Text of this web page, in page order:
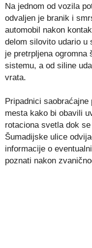
Na jednom od vozila
odvaljen je branik i
automobil nakon
delom silovito udario u
je pretrpljena ogromna
sistemu, a od siline
vrata.
Pripadnici
mesta kako bi obavili
rotaciona svetla dok
Šumadijske ulice
informacije o
poznati nakon